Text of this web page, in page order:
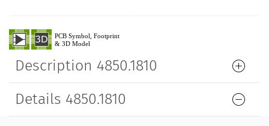
Description 4850.1810
Details 4850.1810